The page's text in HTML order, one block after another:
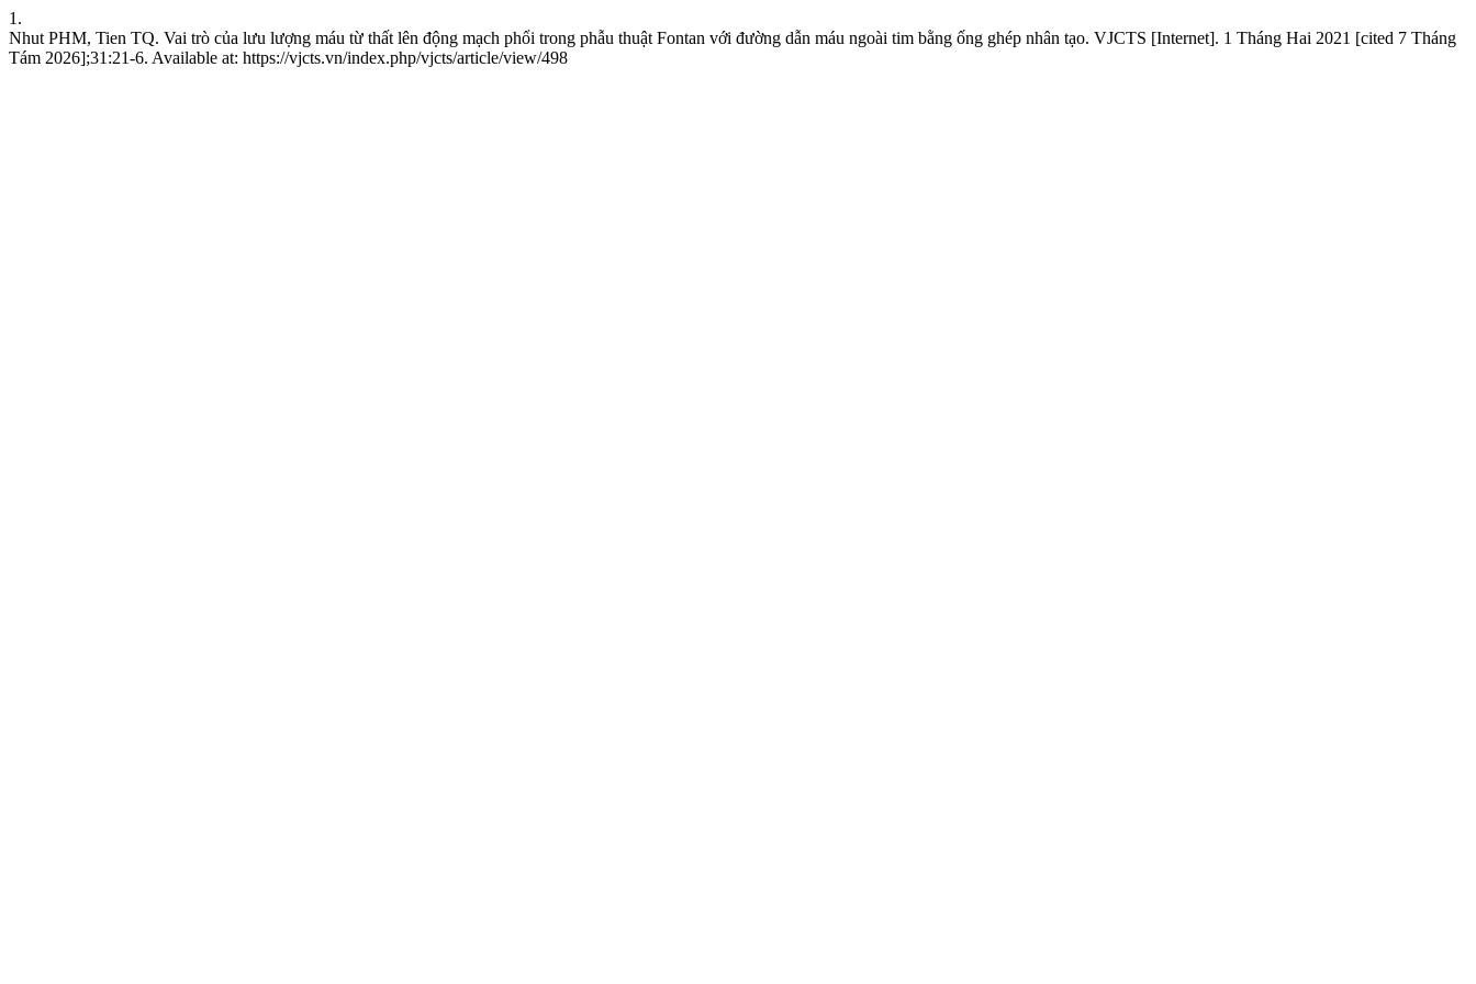
1.
Nhut PHM, Tien TQ. Vai trò của lưu lượng máu từ thất lên động mạch phổi trong phẫu thuật Fontan với đường dẫn máu ngoài tim bằng ống ghép nhân tạo. VJCTS [Internet]. 1 Tháng Hai 2021 [cited 7 Tháng
Tám 2026];31:21-6. Available at: https://vjcts.vn/index.php/vjcts/article/view/498